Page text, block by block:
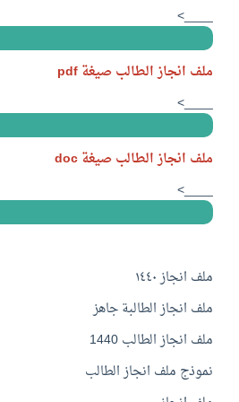
____>
ملف انجاز الطالب صيغة pdf
____>
ملف انجاز الطالب صيغة doc
____>
ملف انجاز ١٤٤٠
ملف انجاز الطالبة جاهز
ملف انجاز الطالب 1440
نموذج ملف انجاز الطالب